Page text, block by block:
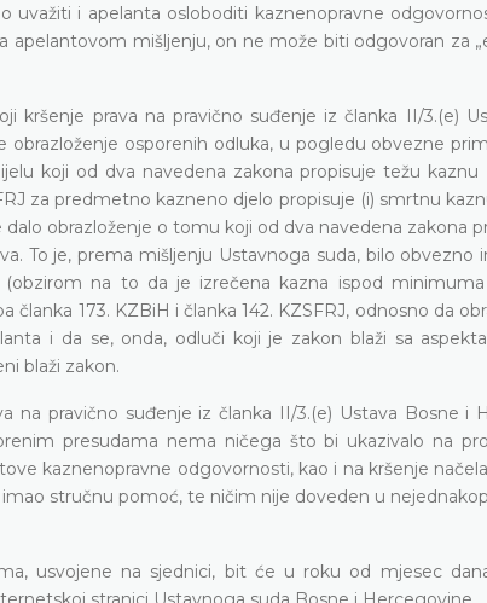
i apelanta osloboditi kaznenopravne
mišljenju, on ne može biti odgovoran za
kršenje prava na pravično suđenje iz članka II/3.(e)
obrazloženje osporenih odluka, u pogledu obvezne
koji od dva navedena zakona propisuje težu kaznu
za predmetno kazneno djelo propisuje (i) smrtnu
obrazloženje o tomu koji od dva navedena zakona
To je, prema mišljenju Ustavnoga suda, bilo obvezno
na to da je izrečena kazna ispod minimuma
173. KZBiH i članka 142. KZSFRJ, odnosno da
i da se, onda, odluči koji je zakon blaži sa
blaži zakon.
na pravično suđenje iz članka II/3.(e) Ustava Bosne i
presudama nema ničega što bi ukazivalo na
kaznenopravne odgovornosti, kao i na kršenje načela
stručnu pomoć, te ničim nije doveden u
usvojene na sjednici, bit će u roku od mjesec